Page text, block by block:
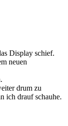
Display schief.
neuen
drum zu
ich drauf schauhe.